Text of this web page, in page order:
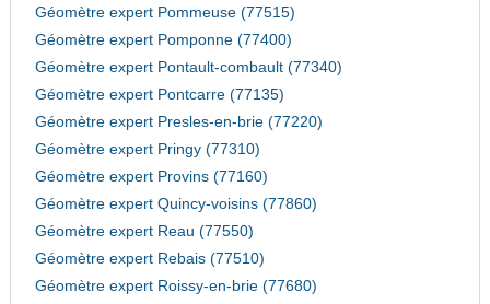
Géomètre expert Pommeuse (77515)
Géomètre expert Pomponne (77400)
Géomètre expert Pontault-combault (77340)
Géomètre expert Pontcarre (77135)
Géomètre expert Presles-en-brie (77220)
Géomètre expert Pringy (77310)
Géomètre expert Provins (77160)
Géomètre expert Quincy-voisins (77860)
Géomètre expert Reau (77550)
Géomètre expert Rebais (77510)
Géomètre expert Roissy-en-brie (77680)